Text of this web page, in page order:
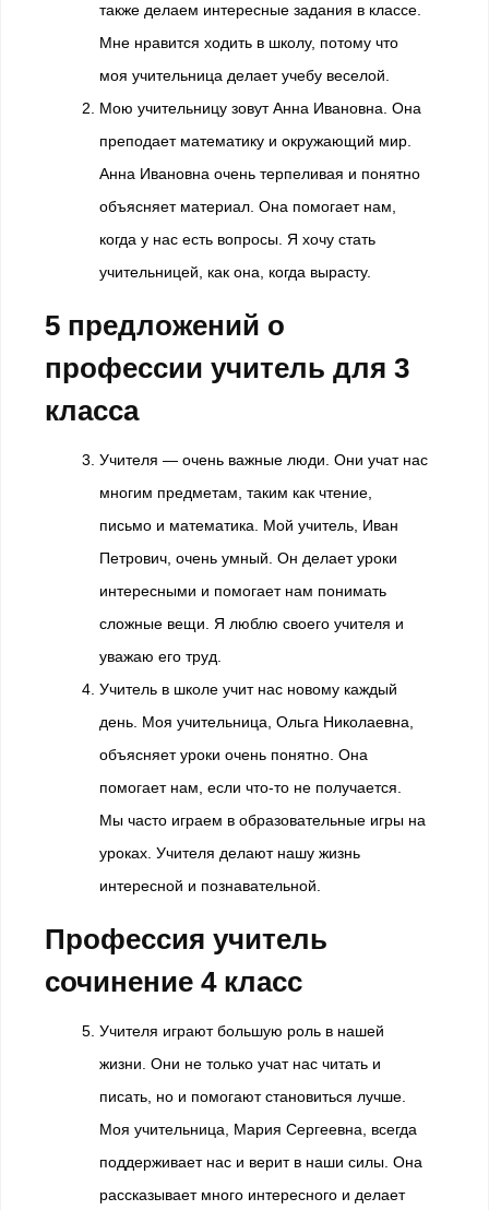
также делаем интересные задания в классе.
Мне нравится ходить в школу, потому что
моя учительница делает учебу веселой.
Мою учительницу зовут Анна Ивановна. Она
преподает математику и окружающий мир.
Анна Ивановна очень терпеливая и понятно
объясняет материал. Она помогает нам,
когда у нас есть вопросы. Я хочу стать
учительницей, как она, когда вырасту.
5 предложений о
профессии учитель для 3
класса
Учителя — очень важные люди. Они учат нас
многим предметам, таким как чтение,
письмо и математика. Мой учитель, Иван
Петрович, очень умный. Он делает уроки
интересными и помогает нам понимать
сложные вещи. Я люблю своего учителя и
уважаю его труд.
Учитель в школе учит нас новому каждый
день. Моя учительница, Ольга Николаевна,
объясняет уроки очень понятно. Она
помогает нам, если что-то не получается.
Мы часто играем в образовательные игры на
уроках. Учителя делают нашу жизнь
интересной и познавательной.
Профессия учитель
сочинение 4 класс
Учителя играют большую роль в нашей
жизни. Они не только учат нас читать и
писать, но и помогают становиться лучше.
Моя учительница, Мария Сергеевна, всегда
поддерживает нас и верит в наши силы. Она
рассказывает много интересного и делает